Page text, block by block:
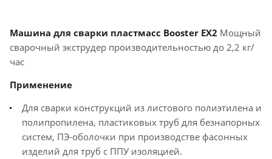
Машина для сварки пластмасс Booster EX2 Мощный
сварочный экструдер производительностью до 2,2 кг/
час
Применение
Для сварки конструкций из листового полиэтилена и
полипропилена, пластиковых труб для безнапорных
систем, ПЭ-оболочки при производстве фасонных
изделий для труб с ППУ изоляцией.